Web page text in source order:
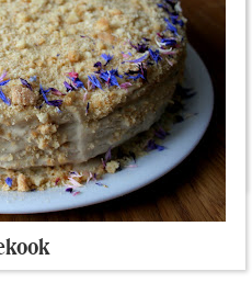
piparkoogivahvlid